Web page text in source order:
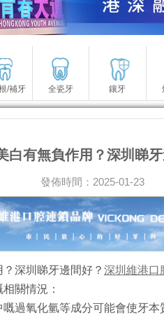
/補牙 全瓷牙 鑲牙
白有無負作用？深圳睇
發佈時間：2025-01-23
深圳睇牙邊間好？ 深圳維港口
關情況：
嘅過氧化氫等成分可能會使牙